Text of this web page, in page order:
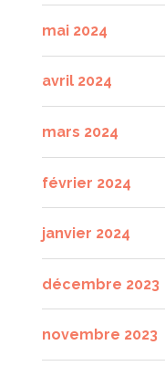
mai 2024
avril 2024
mars 2024
février 2024
janvier 2024
décembre 2023
novembre 2023